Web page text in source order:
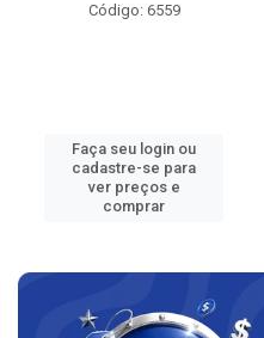
Código: 6559
Faça seu login ou
cadastre-se para
ver preços e
comprar